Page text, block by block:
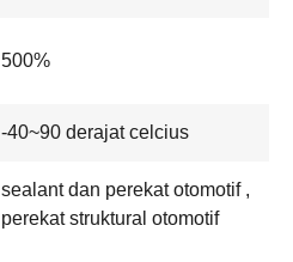
500%
-40~90 derajat celcius
sealant dan perekat otomotif ,
perekat struktural otomotif